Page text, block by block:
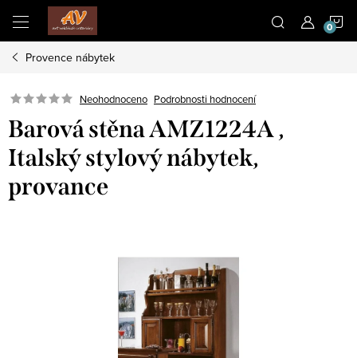
obsah
Provence nábytek
Neohodnoceno Podrobnosti hodnocení
Barová stěna AMZ1224A ,
Italský stylový nábytek,
provance